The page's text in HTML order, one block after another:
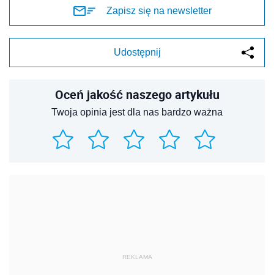
Zapisz się na newsletter
Udostępnij
Oceń jakość naszego artykułu
Twoja opinia jest dla nas bardzo ważna
REKLAMA